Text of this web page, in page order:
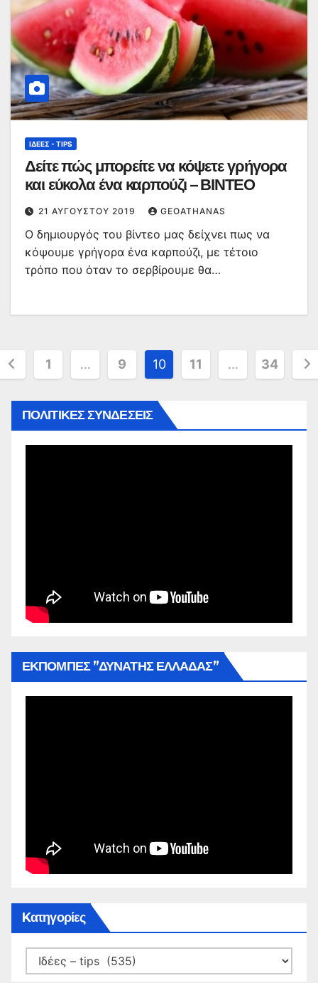
ΙΔΈΕΣ - TIPS
Δείτε πώς μπορείτε να κόψετε γρήγορα
και εύκολα ένα καρπούζι – ΒΙΝΤΕΟ
21 ΑΥΓΟΎΣΤΟΥ 2019 GEOATHANAS
Ο δημιουργός του βίντεο μας δείχνει πως να
κόψουμε γρήγορα ένα καρπούζι, με τέτοιο
τρόπο που όταν το σερβίρουμε θα…
1 … 9 10 11 … 34
ΠΟΛΙΤΙΚΕΣ ΣΥΝΔΕΣΕΙΣ
ΕΚΠΟΜΠΕΣ ”ΔΥΝΑΤΗΣ ΕΛΛΑΔΑΣ”
Kατηγορίες
Kατηγορίες